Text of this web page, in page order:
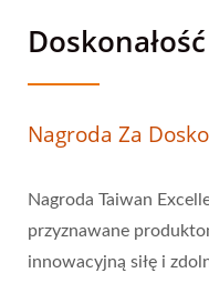
Nagroda Za
Nagroda Taiwan
przyznawane
innowacyjną siłę i